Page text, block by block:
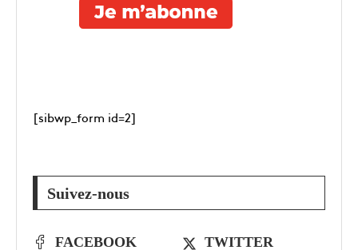
[sibwp_form id=2]
Suivez-nous
FACEBOOK TWITTER